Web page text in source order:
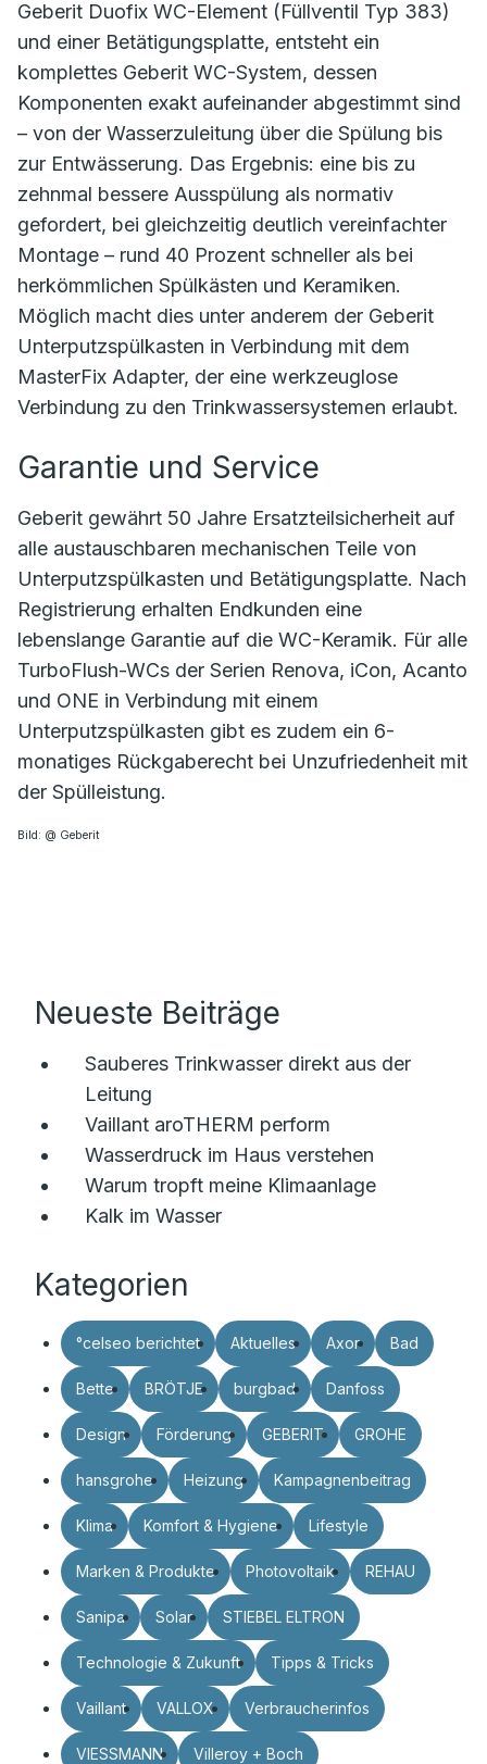
Geberit Duofix WC-Element (Füllventil Typ 383)
und einer Betätigungsplatte, entsteht ein
komplettes Geberit WC-System, dessen
Komponenten exakt aufeinander abgestimmt sind
– von der Wasserzuleitung über die Spülung bis
zur Entwässerung. Das Ergebnis: eine bis zu
zehnmal bessere Ausspülung als normativ
gefordert, bei gleichzeitig deutlich vereinfachter
Montage – rund 40 Prozent schneller als bei
herkömmlichen Spülkästen und Keramiken.
Möglich macht dies unter anderem der Geberit
Unterputzspülkasten in Verbindung mit dem
MasterFix Adapter, der eine werkzeuglose
Verbindung zu den Trinkwassersystemen erlaubt.
Garantie und Service
Geberit gewährt 50 Jahre Ersatzteilsicherheit auf
alle austauschbaren mechanischen Teile von
Unterputzspülkasten und Betätigungsplatte. Nach
Registrierung erhalten Endkunden eine
lebenslange Garantie auf die WC-Keramik. Für alle
TurboFlush-WCs der Serien Renova, iCon, Acanto
und ONE in Verbindung mit einem
Unterputzspülkasten gibt es zudem ein 6-
monatiges Rückgaberecht bei Unzufriedenheit mit
der Spülleistung.
Bild: @ Geberit
Neueste Beiträge
Sauberes Trinkwasser direkt aus der
Leitung
Vaillant aroTHERM perform
Wasserdruck im Haus verstehen
Warum tropft meine Klimaanlage
Kalk im Wasser
Kategorien
°celseo berichtet Aktuelles Axor Bad
Bette BRÖTJE burgbad Danfoss
Design Förderung GEBERIT GROHE
hansgrohe Heizung Kampagnenbeitrag
Klima Komfort & Hygiene Lifestyle
Marken & Produkte Photovoltaik REHAU
Sanipa Solar STIEBEL ELTRON
Technologie & Zukunft Tipps & Tricks
Vaillant VALLOX Verbraucherinfos
VIESSMANN Villeroy + Boch